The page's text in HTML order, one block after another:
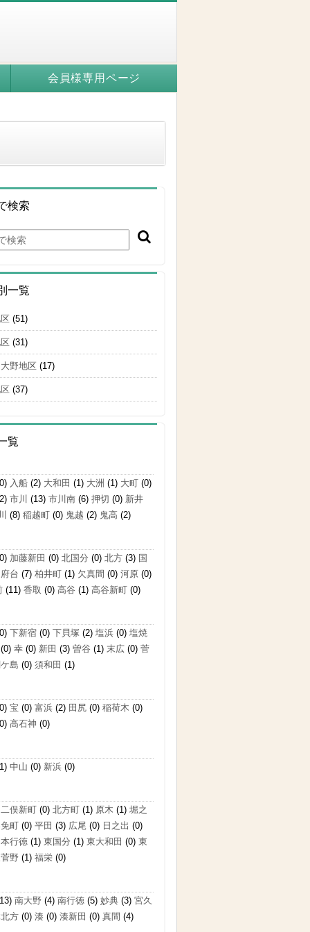
会員様専用ページ
検索
一覧
(51)
(31)
野地区 (17)
(37)
覧
入船 (2) 大和田 (1) 大洲 (1) 大町 (0)
市川 (13) 市川南 (6) 押切 (0) 新井
(8) 稲越町 (0) 鬼越 (2) 鬼高 (2)
加藤新田 (0) 北国分 (0) 北方 (3) 国
台 (7) 柏井町 (1) 欠真間 (0) 河原 (0)
(11) 香取 (0) 高谷 (1) 高谷新町 (0)
下新宿 (0) 下貝塚 (2) 塩浜 (0) 塩焼
幸 (0) 新田 (3) 曽谷 (1) 末広 (0) 菅
島 (0) 須和田 (1)
宝 (0) 富浜 (2) 田尻 (0) 稲荷木 (0)
高石神 (0)
中山 (0) 新浜 (0)
二俣新町 (0) 北方町 (1) 原木 (1) 堀之
町 (0) 平田 (3) 広尾 (0) 日之出 (0)
本行徳 (1) 東国分 (1) 東大和田 (0) 東
野 (1) 福栄 (0)
南大野 (4) 南行徳 (5) 妙典 (3) 宮久
方 (0) 湊 (0) 湊新田 (0) 真間 (4)